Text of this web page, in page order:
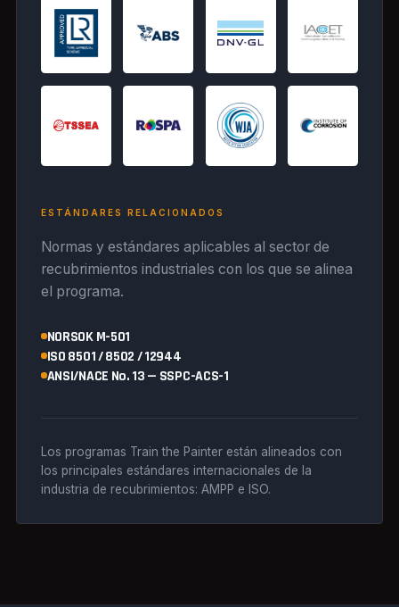
ESTÁNDARES RELACIONADOS
Normas y estándares aplicables al sector de
recubrimientos industriales con los que se alinea
el programa.
NORSOK M-501
ISO 8501 / 8502 / 12944
ANSI/NACE No. 13 — SSPC-ACS-1
Los programas Train the Painter están alineados con
los principales estándares internacionales de la
industria de recubrimientos: AMPP e ISO.